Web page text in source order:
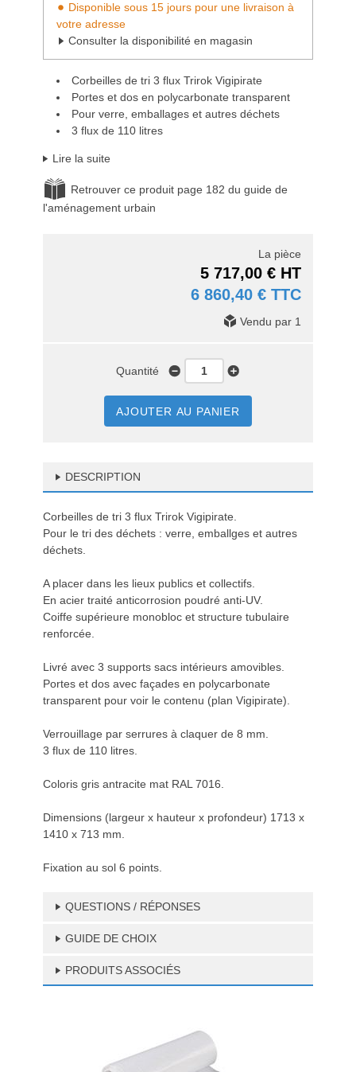
Disponible sous 15 jours pour une livraison à
votre adresse
Consulter la disponibilité en magasin
Corbeilles de tri 3 flux Trirok Vigipirate
Portes et dos en polycarbonate transparent
Pour verre, emballages et autres déchets
3 flux de 110 litres
Lire la suite
Retrouver ce produit page 182 du guide de
l'aménagement urbain
La pièce
5 717,00 € HT
6 860,40 € TTC
Vendu par 1
Quantité
AJOUTER AU PANIER
DESCRIPTION
Corbeilles de tri 3 flux Trirok Vigipirate.
Pour le tri des déchets : verre, emballges et autres
déchets.
A placer dans les lieux publics et collectifs.
En acier traité anticorrosion poudré anti-UV.
Coiffe supérieure monobloc et structure tubulaire
renforcée.
Livré avec 3 supports sacs intérieurs amovibles.
Portes et dos avec façades en polycarbonate
transparent pour voir le contenu (plan Vigipirate).
Verrouillage par serrures à claquer de 8 mm.
3 flux de 110 litres.
Coloris gris antracite mat RAL 7016.
Dimensions (largeur x hauteur x profondeur) 1713 x
1410 x 713 mm.
Fixation au sol 6 points.
QUESTIONS / RÉPONSES
GUIDE DE CHOIX
PRODUITS ASSOCIÉS